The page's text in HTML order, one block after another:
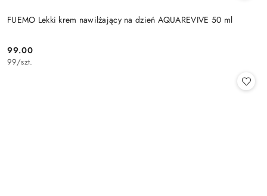
FUEMO Lekki krem nawilżający na dzień AQUAREVIVE 50 ml
Cena:
99.00
99/szt.